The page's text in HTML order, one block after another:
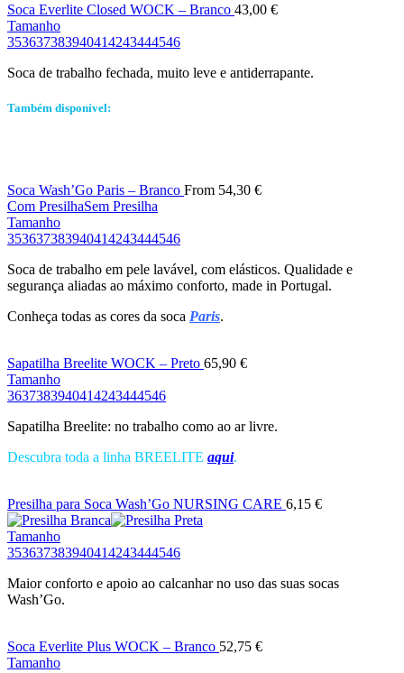
Soca Everlite Closed WOCK – Branco 43,00 €
Tamanho
353637383940414243444546
Soca de trabalho fechada, muito leve e antiderrapante.
Também disponível:
Soca Wash’Go Paris – Branco From 54,30 €
Com PresilhaSem Presilha
Tamanho
353637383940414243444546
Soca de trabalho em pele lavável, com elásticos. Qualidade e
segurança aliadas ao máximo conforto, made in Portugal.
Conheça todas as cores da soca Paris.
Sapatilha Breelite WOCK – Preto 65,90 €
Tamanho
3637383940414243444546
Sapatilha Breelite: no trabalho como ao ar livre.
Descubra toda a linha BREELITE aqui.
Presilha para Soca Wash’Go NURSING CARE 6,15 €
Tamanho
353637383940414243444546
Maior conforto e apoio ao calcanhar no uso das suas socas
Wash’Go.
Soca Everlite Plus WOCK – Branco 52,75 €
Tamanho